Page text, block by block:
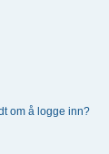
om å logge inn?